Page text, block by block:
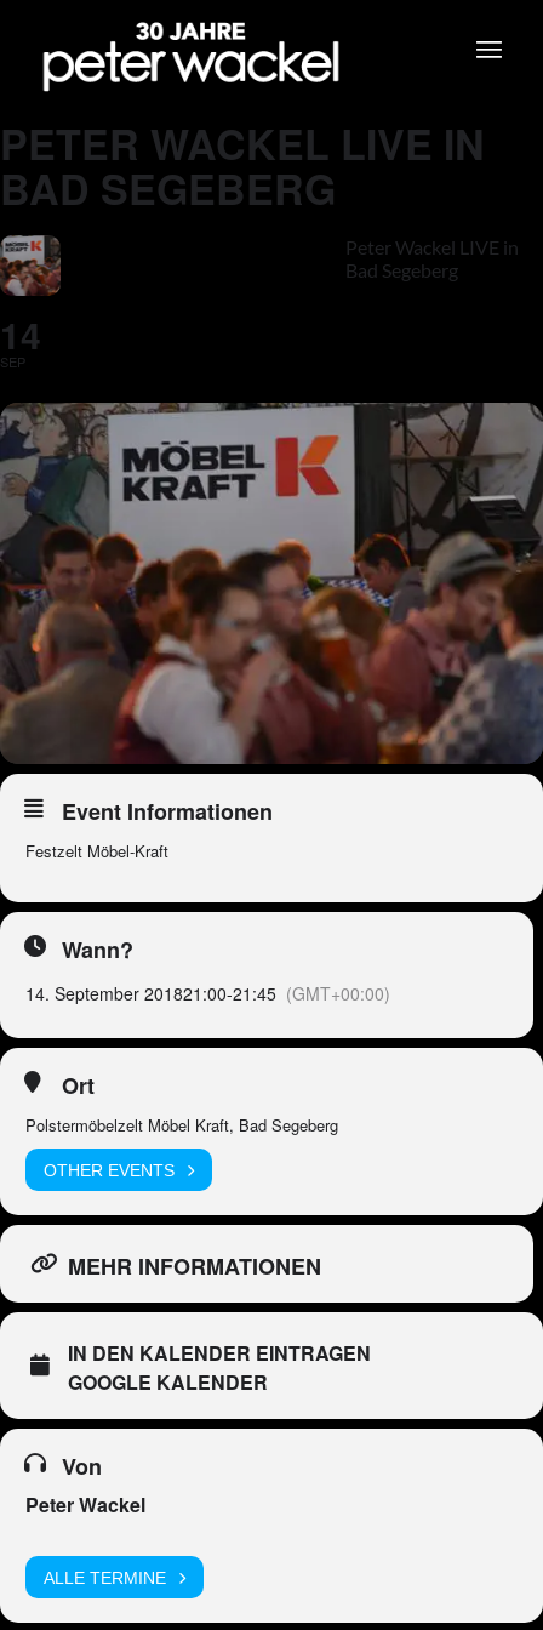
PETER WACKEL LIVE IN
BAD SEGEBERG
14
SEP
Peter Wackel LIVE in
Bad Segeberg
Event Informationen
Festzelt Möbel-Kraft
Wann?
14. September 201821:00-21:45 (GMT+00:00)
Ort
Polstermöbelzelt Möbel Kraft, Bad Segeberg
OTHER EVENTS
MEHR INFORMATIONEN
IN DEN KALENDER EINTRAGEN
GOOGLE KALENDER
Von
Peter Wackel
ALLE TERMINE